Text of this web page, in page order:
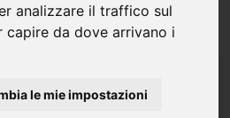
analizzare il traffico sul
capire da dove arrivano i
le mie impostazioni